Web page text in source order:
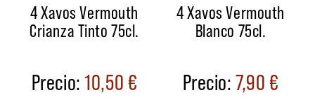
4 Xavos Vermouth
Crianza Tinto 75cl.
10,50€
4 Xavos Vermouth
Blanco 75cl.
7,90€